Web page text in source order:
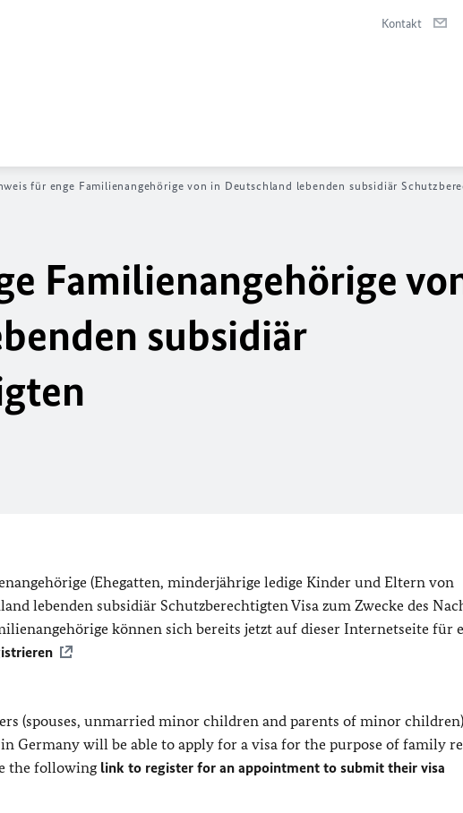
Kontakt
für enge Familienangehörige von in Deutschland lebenden subsidiär
Familienangehörige
subsidiär
(Ehegatten, minderjährige ledige Kinder und Eltern von
lebenden subsidiär Schutzberechtigten Visa zum Zwecke des
können sich bereits jetzt auf dieser Internetseite für
(spouses, unmarried minor children and parents of minor
Germany will be able to apply for a visa for the purpose of family
the followinglink to register for an appointment to submit their visa